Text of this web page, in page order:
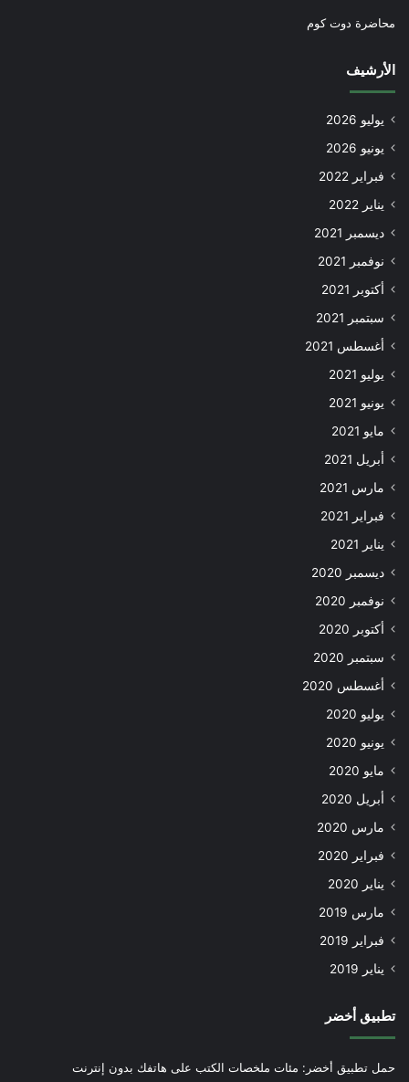
محاضرة دوت كوم
الأرشيف
يوليو 2026
يونيو 2026
فبراير 2022
يناير 2022
ديسمبر 2021
نوفمبر 2021
أكتوبر 2021
سبتمبر 2021
أغسطس 2021
يوليو 2021
يونيو 2021
مايو 2021
أبريل 2021
مارس 2021
فبراير 2021
يناير 2021
ديسمبر 2020
نوفمبر 2020
أكتوبر 2020
سبتمبر 2020
أغسطس 2020
يوليو 2020
يونيو 2020
مايو 2020
أبريل 2020
مارس 2020
فبراير 2020
يناير 2020
مارس 2019
فبراير 2019
يناير 2019
تطبيق أخضر
حمل تطبيق أخضر: مئات ملخصات الكتب على هاتفك بدون إنترنت